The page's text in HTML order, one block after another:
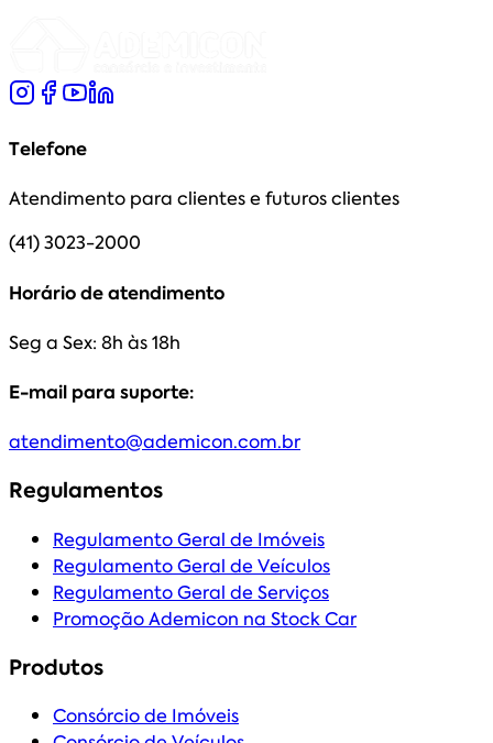
Telefone
Atendimento para clientes e futuros clientes
(41) 3023-2000
Horário de atendimento
Seg a Sex: 8h às 18h
E-mail para suporte:
atendimento@ademicon.com.br
Regulamentos
Regulamento Geral de Imóveis
Regulamento Geral de Veículos
Regulamento Geral de Serviços
Promoção Ademicon na Stock Car
Produtos
Consórcio de Imóveis